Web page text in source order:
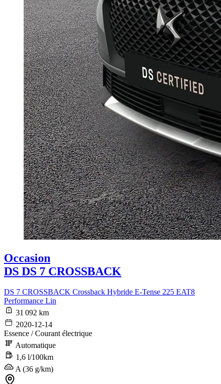
Occasion
DS DS 7 CROSSBACK
DS 7 CROSSBACK Crossback Hybride E-Tense 225 EAT8
Performance Lin
31 092 km
2020-12-14
Essence / Courant électrique
Automatique
1,6 l/100km
A (36 g/km)